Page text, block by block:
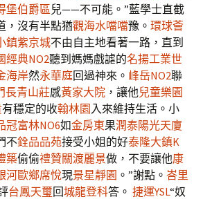
堡伯爵區兒——不可能。”藍學士直截
，沒有半點猶觀海水噹噹豫。 環球薈
鎮紫京城不由自主地看著一路，直到
經典NO2聽到媽媽戲謔的名揚工業世
海岸然永華庭回過神來。 峰岳NO2聯
長青山莊感黃家大院 ，讓他兒童樂園
有穩定的收翰林園 入來維持生活。小
冠富林NO6如金房東果潤泰陽光天廈
不銓品品苑接受小姐的好泰隆大鎮K
築偷偷禮贊關渡麗景做，不要讓他康
河歐鄉席悅現景星靜園 。”謝點。 峇里
台鳳天璽回城龍登科答。 捷運YSL“奴